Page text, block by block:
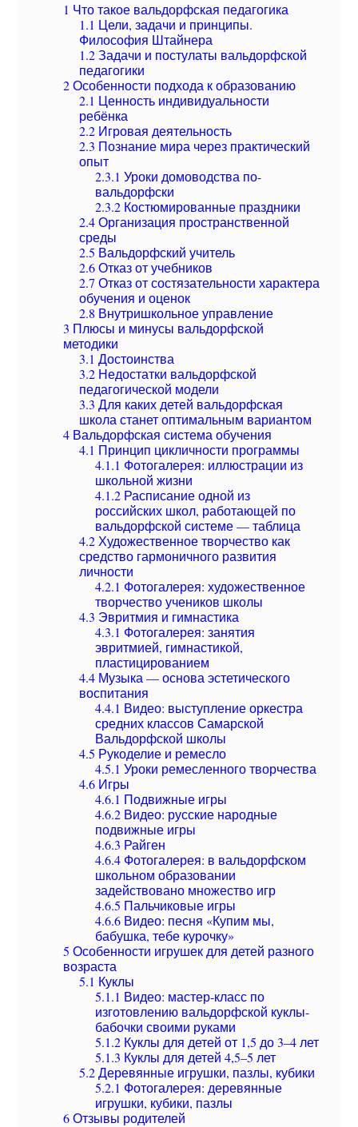
1 Что такое вальдорфская педагогика
1.1 Цели, задачи и принципы.
Философия Штайнера
1.2Задачи и постулаты вальдорфской
педагогики
2Особенности подхода к образованию
2.1 Ценность индивидуальности
ребёнка
2.2 Игровая деятельность
2.3 Познание мира через практический
опыт
2.3.1 Уроки домоводства по-
вальдорфски
2.3.2 Костюмированные праздники
2.4Организация пространственной
среды
2.5 Вальдорфский учитель
2.6Отказ от учебников
2.7 Отказ от состязательности характера
обучения и оценок
2.8 Внутришкольное управление
3 Плюсы и минусы вальдорфской
методики
3.1 Достоинства
3.2 Недостатки вальдорфской
педагогической модели
3.3 Для каких детей вальдорфская
школа станет оптимальным вариантом
4 Вальдорфская система обучения
4.1 Принцип цикличности программы
4.1.1 Фотогалерея: иллюстрации из
школьной жизни
4.1.2 Расписание одной из
российских школ, работающей по
вальдорфской системе — таблица
4.2 Художественное творчество как
средство гармоничного развития
личности
4.2.1 Фотогалерея: художественное
творчество учеников школы
4.3 Эвритмия и гимнастика
4.3.1 Фотогалерея: занятия
эвритмией, гимнастикой,
пластицированием
4.4 Музыка — основа эстетического
воспитания
4.4.1 Видео: выступление оркестра
средних классов Самарской
Вальдорфской школы
4.5 Рукоделие и ремесло
4.5.1 Уроки ремесленного творчества
4.6 Игры
4.6.1 Подвижные игры
4.6.2 Видео: русские народные
подвижные игры
4.6.3 Райген
4.6.4 Фотогалерея: в вальдорфском
школьном образовании
задействовано множество игр
4.6.5 Пальчиковые игры
4.6.6 Видео: песня «Купим мы,
бабушка, тебе курочку»
5 Особенности игрушек для детей разного
возраста
5.1 Куклы
5.1.1 Видео: мастер-класс по
изготовлению вальдорфской куклы-
бабочки своими руками
5.1.2 Куклы для детей от 1,5 до 3–4 лет
5.1.3 Куклы для детей 4,5–5 лет
5.2Деревянные игрушки, пазлы, кубики
5.2.1 Фотогалерея: деревянные
игрушки, кубики, пазлы
6Отзывы родителей